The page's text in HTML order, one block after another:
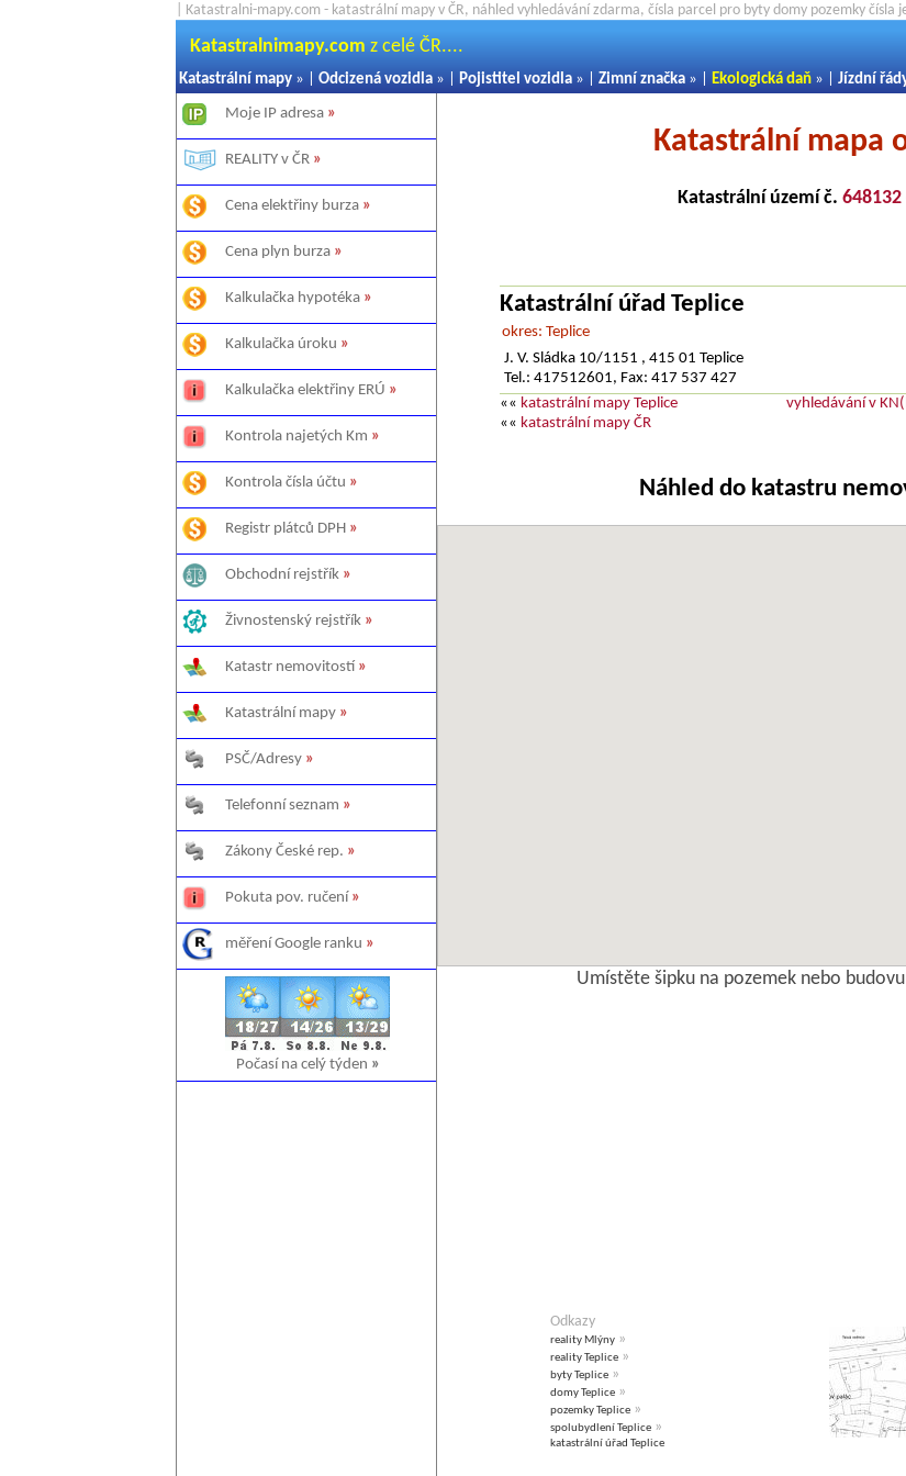
| Katastralni-mapy.com - katastrální mapy v ČR, náhled vyhledávání zdarma, čísla parcel pro byty domy pozemky
Katastralnimapy.com z celé ČR....
Katastrální mapy » | Odcizená vozidla » | Pojistitel vozidla » | Zimní značka » | Ekologická daň » | Jízdní
Moje IP adresa »
REALITY v ČR »
Cena elektřiny burza »
Cena plyn burza »
Kalkulačka hypotéka »
Kalkulačka úroku »
Kalkulačka elektřiny ERÚ »
Kontrola najetých Km »
Kontrola čísla účtu »
Registr plátců DPH »
Obchodní rejstřík »
Živnostenský rejstřík »
Katastr nemovitostí »
Katastrální mapy »
PSČ/Adresy »
Telefonní seznam »
Zákony České rep. »
Pokuta pov. ručení »
měření Google ranku »
Počasí na celý týden »
Katastrální mapa
Katastrální území č.
Katastrální úřad Teplice
okres: Teplice
J. V. Sládka 10/1151 , 415 01 Teplice
Tel.: 417512601, Fax: 417 537 427
«« katastrální mapy Teplice
«« katastrální mapy ČR
vyhledávání v
Náhled do katastru
Umístěte šipku na pozemek nebo
Odkazy
reality Mlýny »
reality Teplice »
byty Teplice »
domy Teplice »
pozemky Teplice »
spolubydlení Teplice »
katastrální úřad Teplice